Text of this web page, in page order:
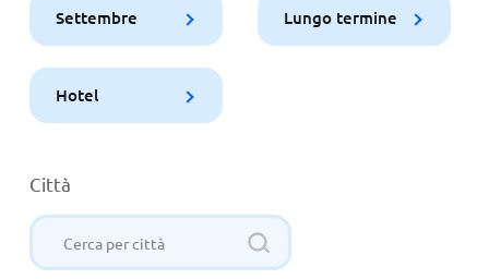
Settembre Lungo termine
Hotel
Città